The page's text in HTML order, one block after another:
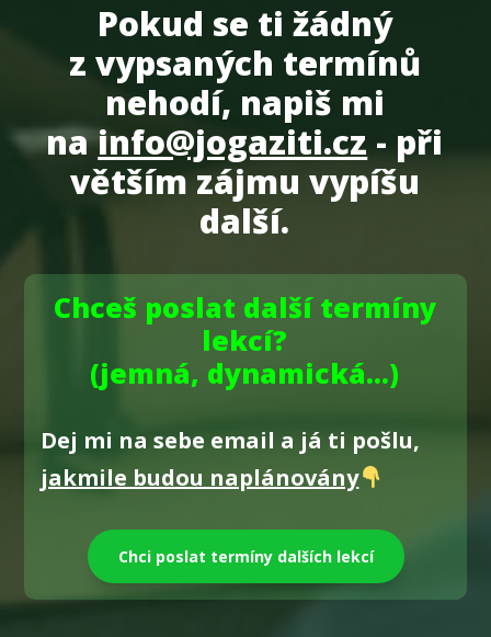
Pokud se ti žádný
z vypsaných termínů
nehodí, napiš mi
nainfo@jogaziti.cz - při
větším zájmu vypíšu
další.
Chceš poslat další termíny
lekcí?
(jemná, dynamická...)
Dej mi na sebe email a já ti pošlu,
jakmile budou naplánovány
Chci poslat termíny dalších lekcí